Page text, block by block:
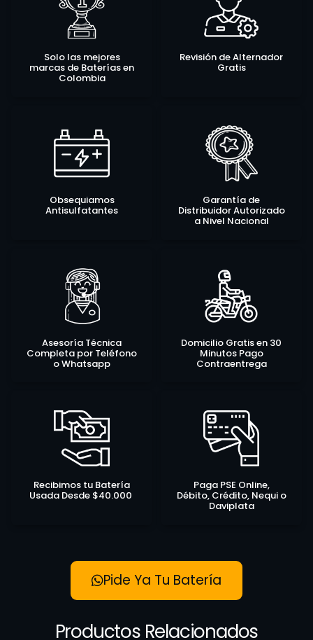
Solo las mejores
marcas de Baterías en
Colombia
Revisión de Alternador
Gratis
Obsequiamos
Antisulfatantes
Garantía de
Distribuidor Autorizado
a Nivel Nacional
Asesoría Técnica
Completa por Teléfono
o Whatsapp
Domicilio Gratis en 30
Minutos Pago
Contraentrega
Recibimos tu Batería
Usada Desde $40.000
Paga PSE Online,
Débito, Crédito, Nequi o
Daviplata
Pide Ya Tu Batería
Productos Relacionados